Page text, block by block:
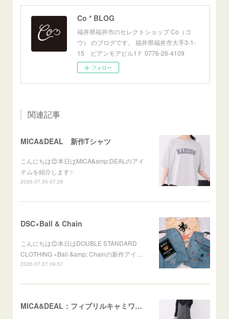
Co * BLOG
福井県福井市のセレクトショップ Co（コ
ウ） のブログです。 福井県福井市大手3-1-
15 ビアンモアビル1Ｆ 0776-26-4109
フォロー
関連記事
MICA&DEAL 新作Tシャツ
こんにちは😊本日はMICA&amp;DEALのアイ
テムを紹介します✨
2026.07.30 07:28
DSC×Ball & Chain
こんにちは😊本日はDOUBLE STANDARD
CLOTHING ×Ball &amp; Chainの新作アイ…
2026.07.27 09:57
MICA&DEAL：フィブリルキャミワンピース